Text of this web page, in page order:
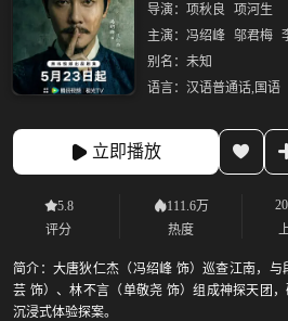
导演： 项秋良
项河生
主演： 冯绍峰 邬君梅
别名： 未知
语言： 汉语普通话,国语
立即播放
5.8
评分
111.6万
热度
简介： 大唐狄仁杰（冯绍峰 饰）巡查江南，
芸 饰）、林不言（单敬尧 饰）组成神探天团
沉浸式体验探案。